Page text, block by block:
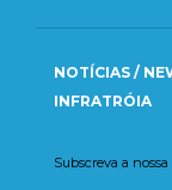
NOTÍCIAS /
INFRATRÓIA
Subscreva a